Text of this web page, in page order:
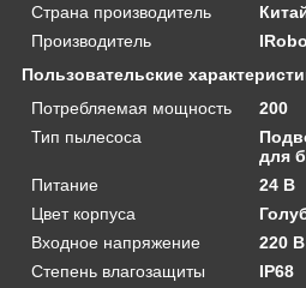
Страна производитель
Производитель
Пользовательские
Потребляемая мощность
200
Тип пылесоса
для
Питание
24 В
Цвет корпуса
Входное напряжение
220 В
Степень влагозащиты
IP68